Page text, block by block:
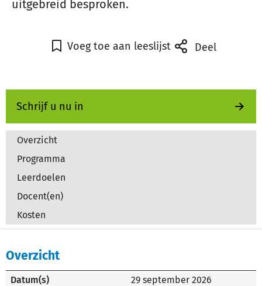
uitgebreid besproken.
Voeg toe aan leeslijst Deel
Schrijf u nu in
Overzicht
Programma
Leerdoelen
Docent(en)
Kosten
Overzicht
Datum(s)
29 september 2026